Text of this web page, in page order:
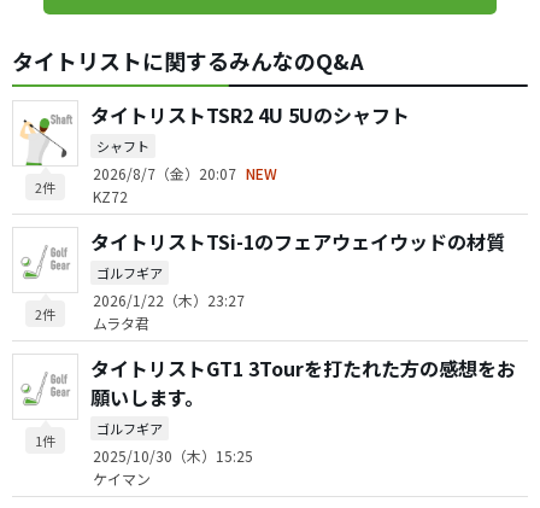
タイトリストに関するみんなのQ&A
2件
タイトリストTSR2 4U 5Uのシャフト
シャフト
2026/8/7（金）20:07 NEW
KZ72
2件
タイトリストTSi-1のフェアウェイウッドの材質
ゴルフギア
2026/1/22（木）23:27
ムラタ君
1件
タイトリストGT1 3Tourを打たれた方の感想をお
願いします。
ゴルフギア
2025/10/30（木）15:25
ケイマン